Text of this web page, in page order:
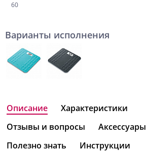
60
Варианты исполнения
Описание
Характеристики
Отзывы и вопросы
Аксессуары
Полезно знать
Инструкции